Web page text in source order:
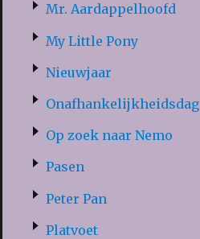
Mr. Aardappelhoofd
My Little Pony
Nieuwjaar
Onafhankelijkheidsdag
Op zoek naar Nemo
Pasen
Peter Pan
Platvoet